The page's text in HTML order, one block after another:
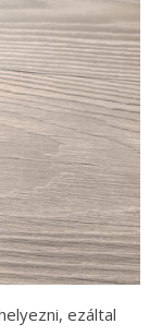
ezáltal